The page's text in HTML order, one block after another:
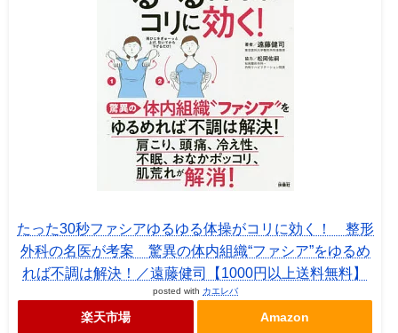
たった30秒ファシアゆるゆる体操がコリに効く！ 整形
外科の名医が考案 驚異の体内組織“ファシア”をゆるめ
れば不調は解決！／遠藤健司【1000円以上送料無料】
posted with カエレバ
楽天市場 Amazon